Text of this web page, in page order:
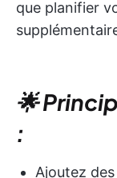
que planifier
🌟
:
Ajoutez